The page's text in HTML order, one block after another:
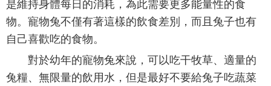
是維持身體每日的消耗，為此需要更多能量性的食
物。寵物兔不僅有著這樣的飲食差別，而且兔子也有
自己喜歡吃的食物。
對於幼年的寵物兔來說，可以吃干牧草、適量的
兔糧、無限量的飲用水，但是最好不要給兔子吃蔬菜